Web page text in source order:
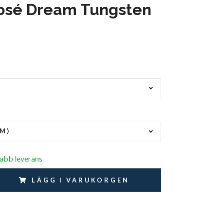
Dream Tungsten
leverans
LÄGG I VARUKORGEN